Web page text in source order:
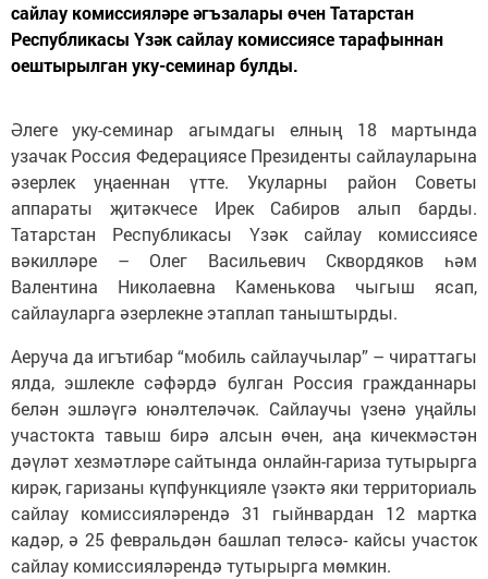
сайлау комиссияләре әгъзалары өчен Татарстан
Республикасы Үзәк сайлау комиссиясе тарафыннан
оештырылган уку-семинар булды.
Әлеге уку-семинар агымдагы елның 18 мартында
узачак Россия Федерациясе Президенты сайлауларына
әзерлек уңаеннан үтте. Укуларны район Советы
аппараты җитәкчесе Ирек Сабиров алып барды.
Татарстан Республикасы Үзәк сайлау комиссиясе
вәкилләре – Олег Васильевич Сквордяков һәм
Валентина Николаевна Каменькова чыгыш ясап,
сайлауларга әзерлекне этаплап таныштырды.
Аеруча да игътибар “мобиль сайлаучылар” – чираттагы
ялда, эшлекле сәфәрдә булган Россия гражданнары
белән эшләүгә юнәлтеләчәк. Сайлаучы үзенә уңайлы
участокта тавыш бирә алсын өчен, аңа кичекмәстән
дәүләт хезмәтләре сайтында онлайн-гариза тутырырга
кирәк, гаризаны күпфункцияле үзәктә яки территориаль
сайлау комиссияләрендә 31 гыйнвардан 12 мартка
кадәр, ә 25 февральдән башлап теләсә- кайсы участок
сайлау комиссияләрендә тутырырга мөмкин.